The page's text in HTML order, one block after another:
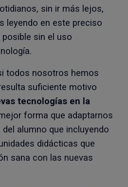
sin ir más lejos,
leyendo en este preciso
sin el uso
todos nosotros hemos
suficiente motivo
tecnologías en la
forma que adaptarnos
alumno que incluyendo
didácticas que
sana con las nuevas